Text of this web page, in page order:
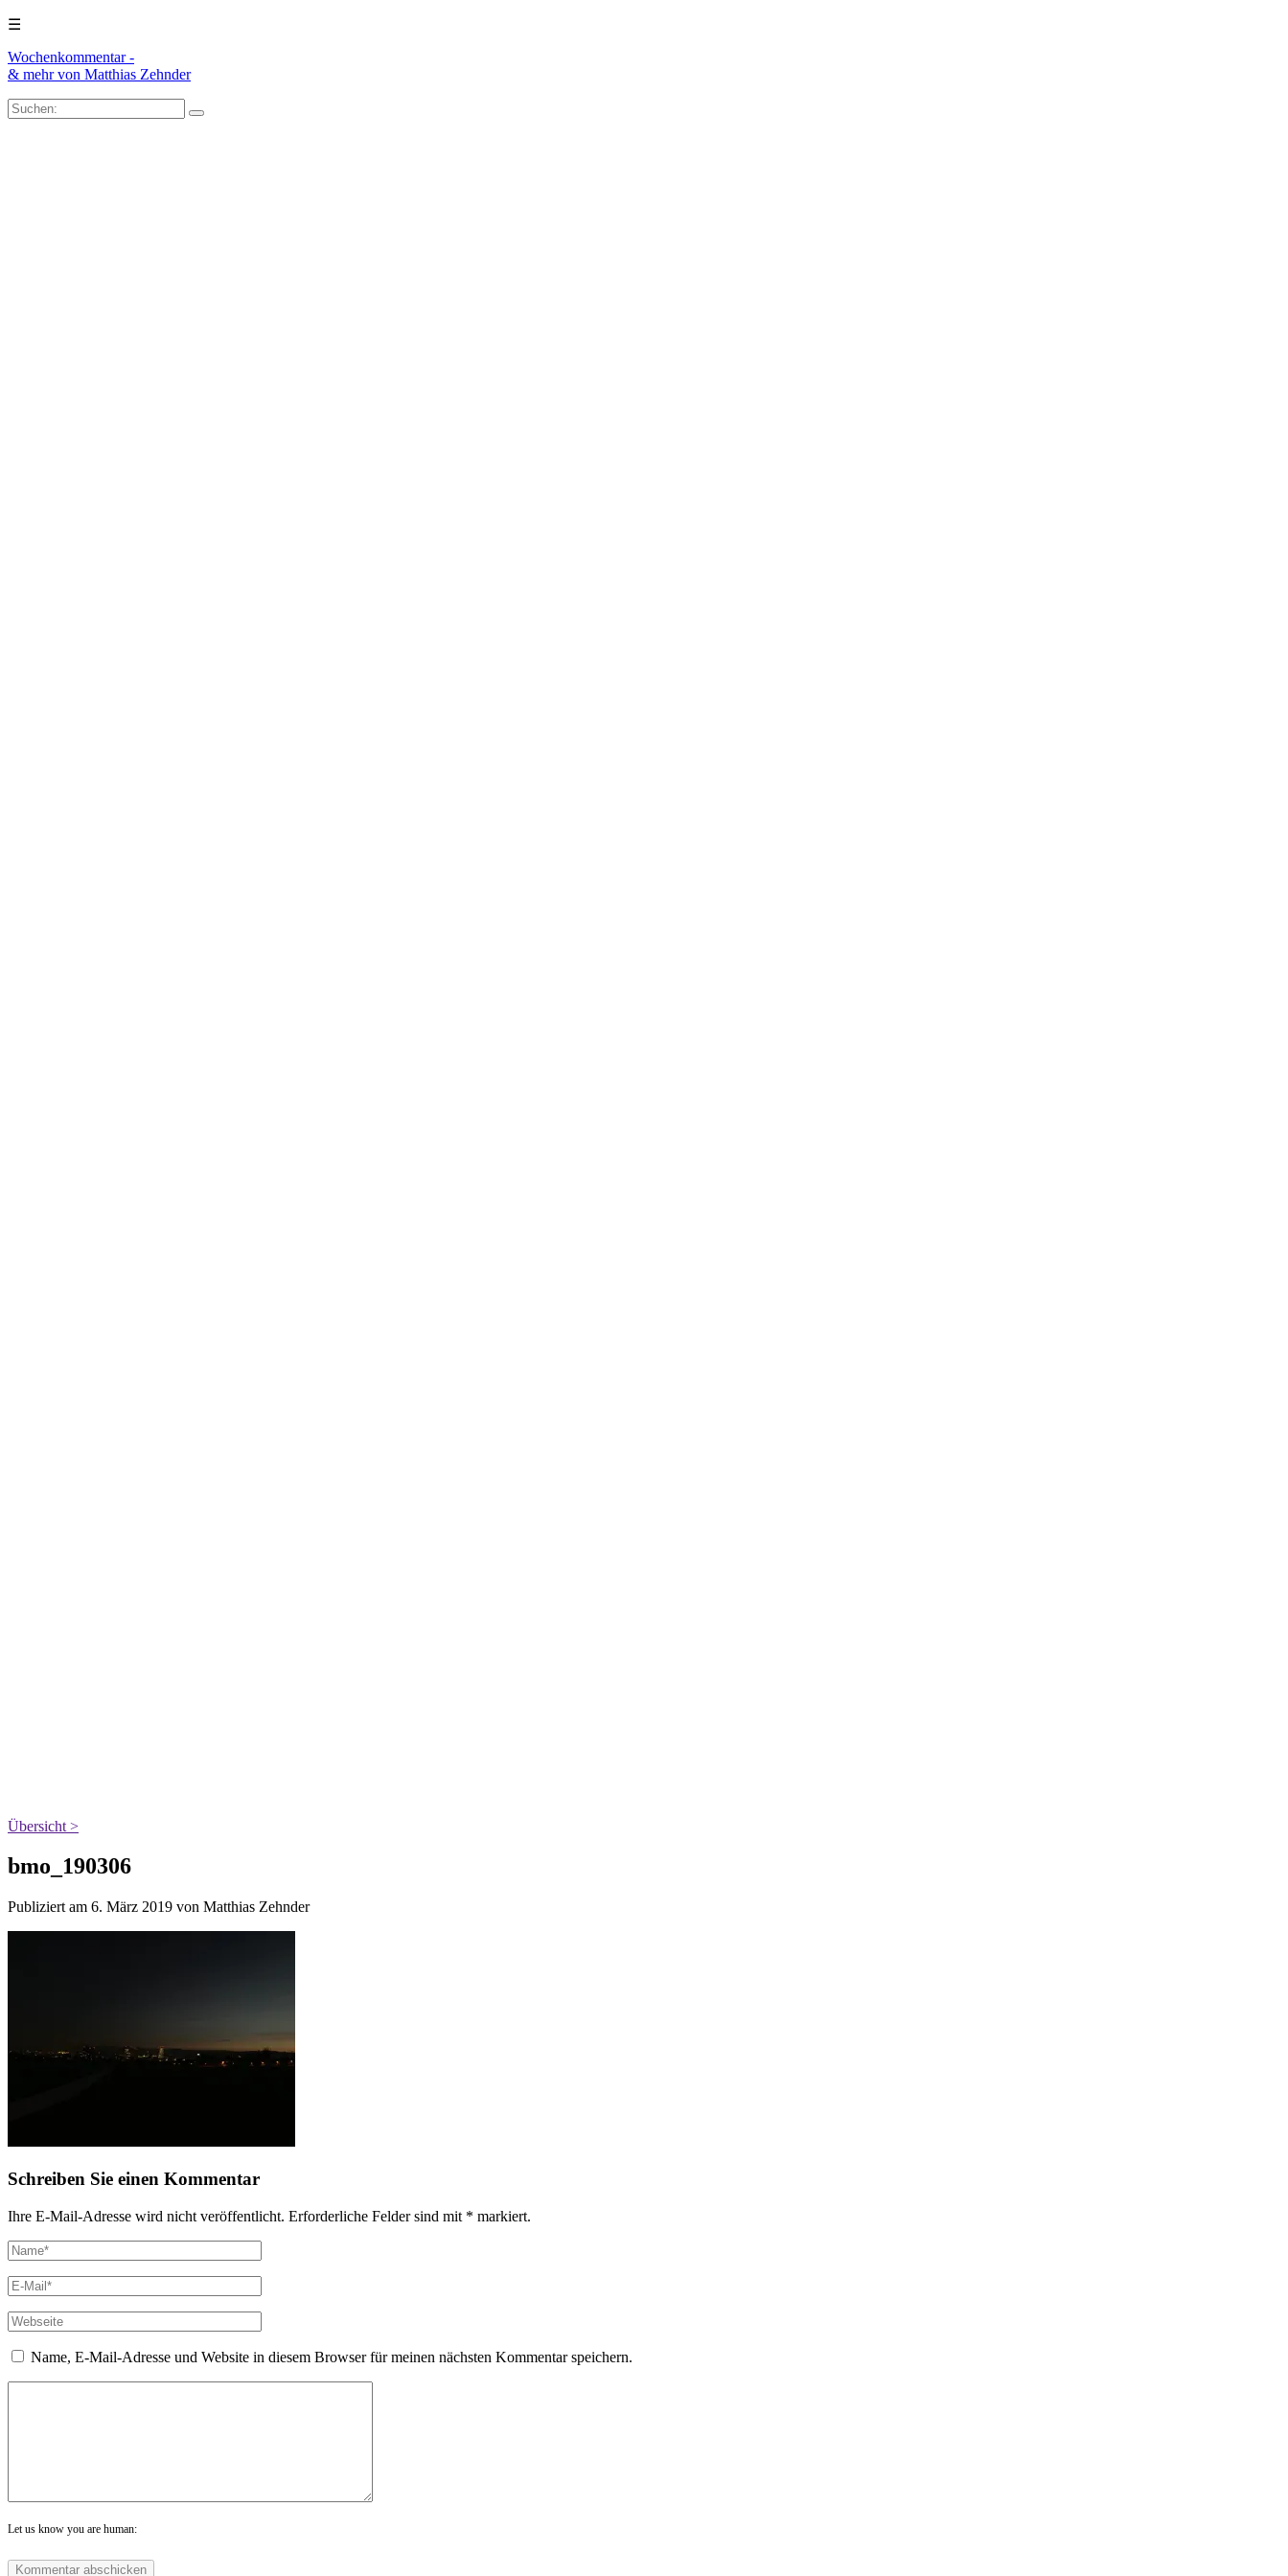
☰
Wochenkommentar -
& mehrvon Matthias Zehnder
Übersicht >
bmo_190306
Publiziert am 6. März 2019 von Matthias Zehnder
Schreiben Sie einen Kommentar
Ihre E-Mail-Adresse wird nicht veröffentlicht. Erforderliche Felder sind mit * markiert.
Name, E-Mail-Adresse und Website in diesem Browser für meinen nächsten Kommentar speichern.
Let us know you are human: